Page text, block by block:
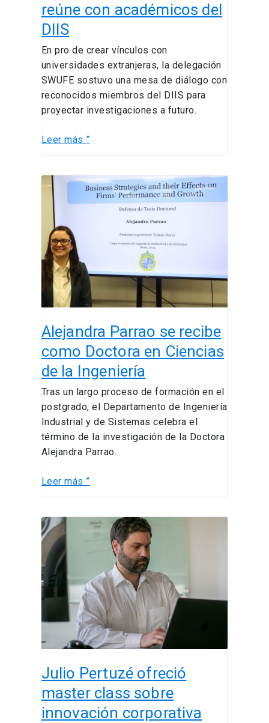
reúne con académicos del
DIIS
En pro de crear vínculos con
universidades extranjeras, la delegación
SWUFE sostuvo una mesa de diálogo con
reconocidos miembros del DIIS para
proyectar investigaciones a futuro.
Leer más ”
Alejandra Parrao se recibe
como Doctora en Ciencias
de la Ingeniería
Tras un largo proceso de formación en el
postgrado, el Departamento de Ingeniería
Industrial y de Sistemas celebra el
término de la investigación de la Doctora
Alejandra Parrao.
Alejandra
Parrao
recibe
como
Doctora
en
Ciencias
Ingeniería
Leer más ”
Julio Pertuzé ofreció
master class sobre
innovación corporativa
Julio
Pertuzé
ofreció
master
class
sobre
innovación
corporativa